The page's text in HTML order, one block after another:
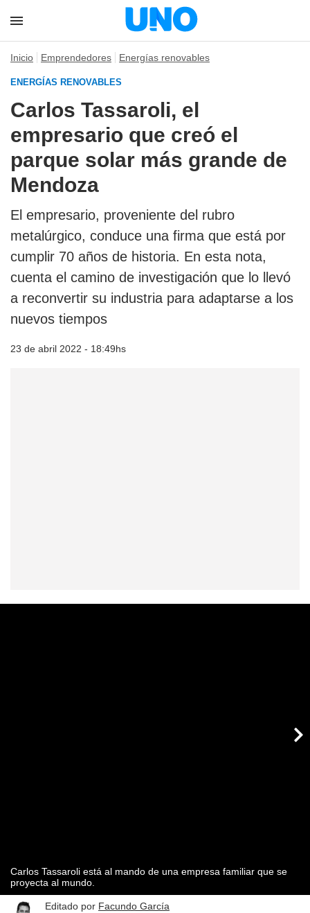
Inicio Emprendedores Energías renovables
ENERGÍAS RENOVABLES
Carlos Tassaroli, el
empresario que creó el
parque solar más grande de
Mendoza
El empresario, proveniente del rubro
metalúrgico, conduce una firma que está por
cumplir 70 años de historia. En esta nota,
cuenta el camino de investigación que lo llevó
a reconvertir su industria para adaptarse a los
nuevos tiempos
23 de abril 2022 - 18:49hs
Carlos Tassaroli está al mando de una empresa familiar que se
proyecta al mundo.
Editado por Facundo García